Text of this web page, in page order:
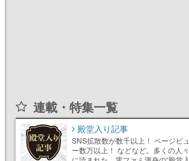
連載・特集一覧
殿堂入り記事
SNS拡散数が数千以上！ ページビュ
ー数万以上！ などなど。多くの人々